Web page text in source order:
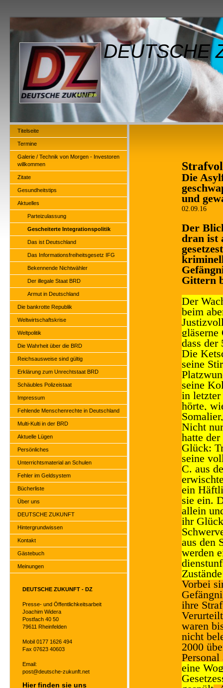
DEUTSCHE
Titelseite
Termine
Galerie / Technik von Morgen - Investoren
willkommen
Zitate
Gesundheitstips
Aktuelles
Parteizulassung
Gescheiterte Integrationspolitik
Das ist Deutschland
Das Informationsfreiheitsgesetz IFG
Bekennende Nichtwähler
Der illegale Staat BRD
Armut in Deutschland
Die bankrotte Republik
Weltwirtschaftskrise
Weltpolitik
Die Wahrheit über die BRD
Reichsausweise sind gültig
Erklärung zum Unrechtstaat BRD
Schäubles Polizeistaat
Impressum
Fehlende Menschenrechte in Deutschland
Multi-Kulti in der BRD
Aktuelle Lügen
Persönliches
Unterrichtsmaterial an Schulen
Fehler im Geldsystem
Bücherliste
Über uns
DEUTSCHE ZUKUNFT
Hintergrundwissen
Kontakt
Gästebuch
Meinungen
DEUTSCHE ZUKUNFT - DZ
Presse- und Öffentlichkeitsarbeit
Joachim Widera
Postfach 40 50
79611 Rheinfelden
Mobil 0177 1626 494
Fax 07623 40603
Email:
post@deutsche-zukunft.net
Hier finden sie uns
Die
und
02.09.16
Der
dran ist
Gittern
Der
beim
dass der
Die
seine
seine
in letzter
hörte,
Nicht
hatte
Glück:
seine
C. aus
ein
sie ein.
allein
ihr
aus den
werden
Vorbei
ihre
waren
nicht
2000
eine